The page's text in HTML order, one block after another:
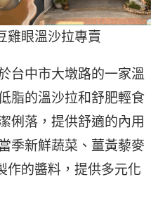
雞眼溫沙拉專賣
台中市大墩路的一家溫
脂的溫沙拉和舒肥輕食
俐落，提供舒適的內用
季新鮮蔬菜、薑黃藜麥
作的醬料，提供多元化